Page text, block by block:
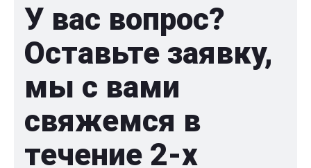
У вас вопрос?
Оставьте заявку,
мы с вами
свяжемся в
течение 2-x